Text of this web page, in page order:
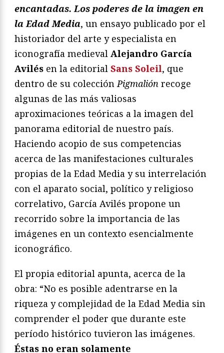
encantadas. Los poderes de la imagen en
la Edad Media, un ensayo publicado por el
historiador del arte y especialista en
iconografía medieval Alejandro García
Avilés en la editorial Sans Soleil, que
dentro de su colección Pigmalión recoge
algunas de las más valiosas
aproximaciones teóricas a la imagen del
panorama editorial de nuestro país.
Haciendo acopio de sus competencias
acerca de las manifestaciones culturales
propias de la Edad Media y su interrelación
con el aparato social, político y religioso
correlativo, García Avilés propone un
recorrido sobre la importancia de las
imágenes en un contexto esencialmente
iconográfico.
El propia editorial apunta, acerca de la
obra: “No es posible adentrarse en la
riqueza y complejidad de la Edad Media sin
comprender el poder que durante este
período histórico tuvieron las imágenes.
Éstas no eran solamente